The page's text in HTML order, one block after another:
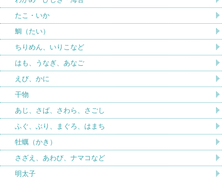
たこ・いか
鯛（たい）
ちりめん、いりこなど
はも、うなぎ、あなご
えび、かに
干物
あじ、さば、さわら、さごし
ふぐ、ぶり、まぐろ、はまち
牡蠣（かき）
さざえ、あわび、ナマコなど
明太子